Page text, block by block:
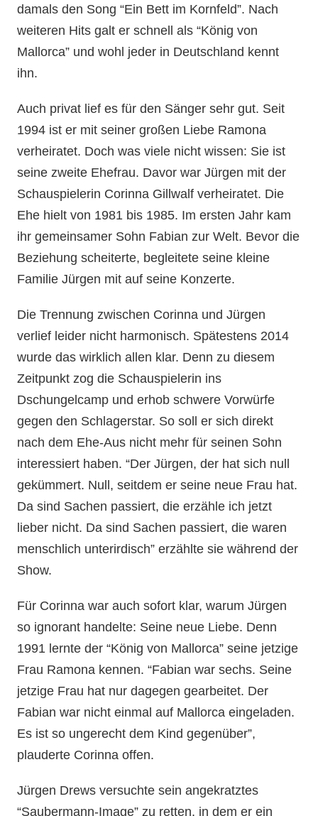
damals den Song “Ein Bett im Kornfeld”. Nach
weiteren Hits galt er schnell als “König von
Mallorca” und wohl jeder in Deutschland kennt
ihn.
Auch privat lief es für den Sänger sehr gut. Seit
1994 ist er mit seiner großen Liebe Ramona
verheiratet. Doch was viele nicht wissen: Sie ist
seine zweite Ehefrau. Davor war Jürgen mit der
Schauspielerin Corinna Gillwalf verheiratet. Die
Ehe hielt von 1981 bis 1985. Im ersten Jahr kam
ihr gemeinsamer Sohn Fabian zur Welt. Bevor die
Beziehung scheiterte, begleitete seine kleine
Familie Jürgen mit auf seine Konzerte.
Die Trennung zwischen Corinna und Jürgen
verlief leider nicht harmonisch. Spätestens 2014
wurde das wirklich allen klar. Denn zu diesem
Zeitpunkt zog die Schauspielerin ins
Dschungelcamp und erhob schwere Vorwürfe
gegen den Schlagerstar. So soll er sich direkt
nach dem Ehe-Aus nicht mehr für seinen Sohn
interessiert haben. “Der Jürgen, der hat sich null
gekümmert. Null, seitdem er seine neue Frau hat.
Da sind Sachen passiert, die erzähle ich jetzt
lieber nicht. Da sind Sachen passiert, die waren
menschlich unterirdisch” erzählte sie während der
Show.
Für Corinna war auch sofort klar, warum Jürgen
so ignorant handelte: Seine neue Liebe. Denn
1991 lernte der “König von Mallorca” seine jetzige
Frau Ramona kennen. “Fabian war sechs. Seine
jetzige Frau hat nur dagegen gearbeitet. Der
Fabian war nicht einmal auf Mallorca eingeladen.
Es ist so ungerecht dem Kind gegenüber”,
plauderte Corinna offen.
Jürgen Drews versuchte sein angekratztes
“Saubermann-Image” zu retten, in dem er ein